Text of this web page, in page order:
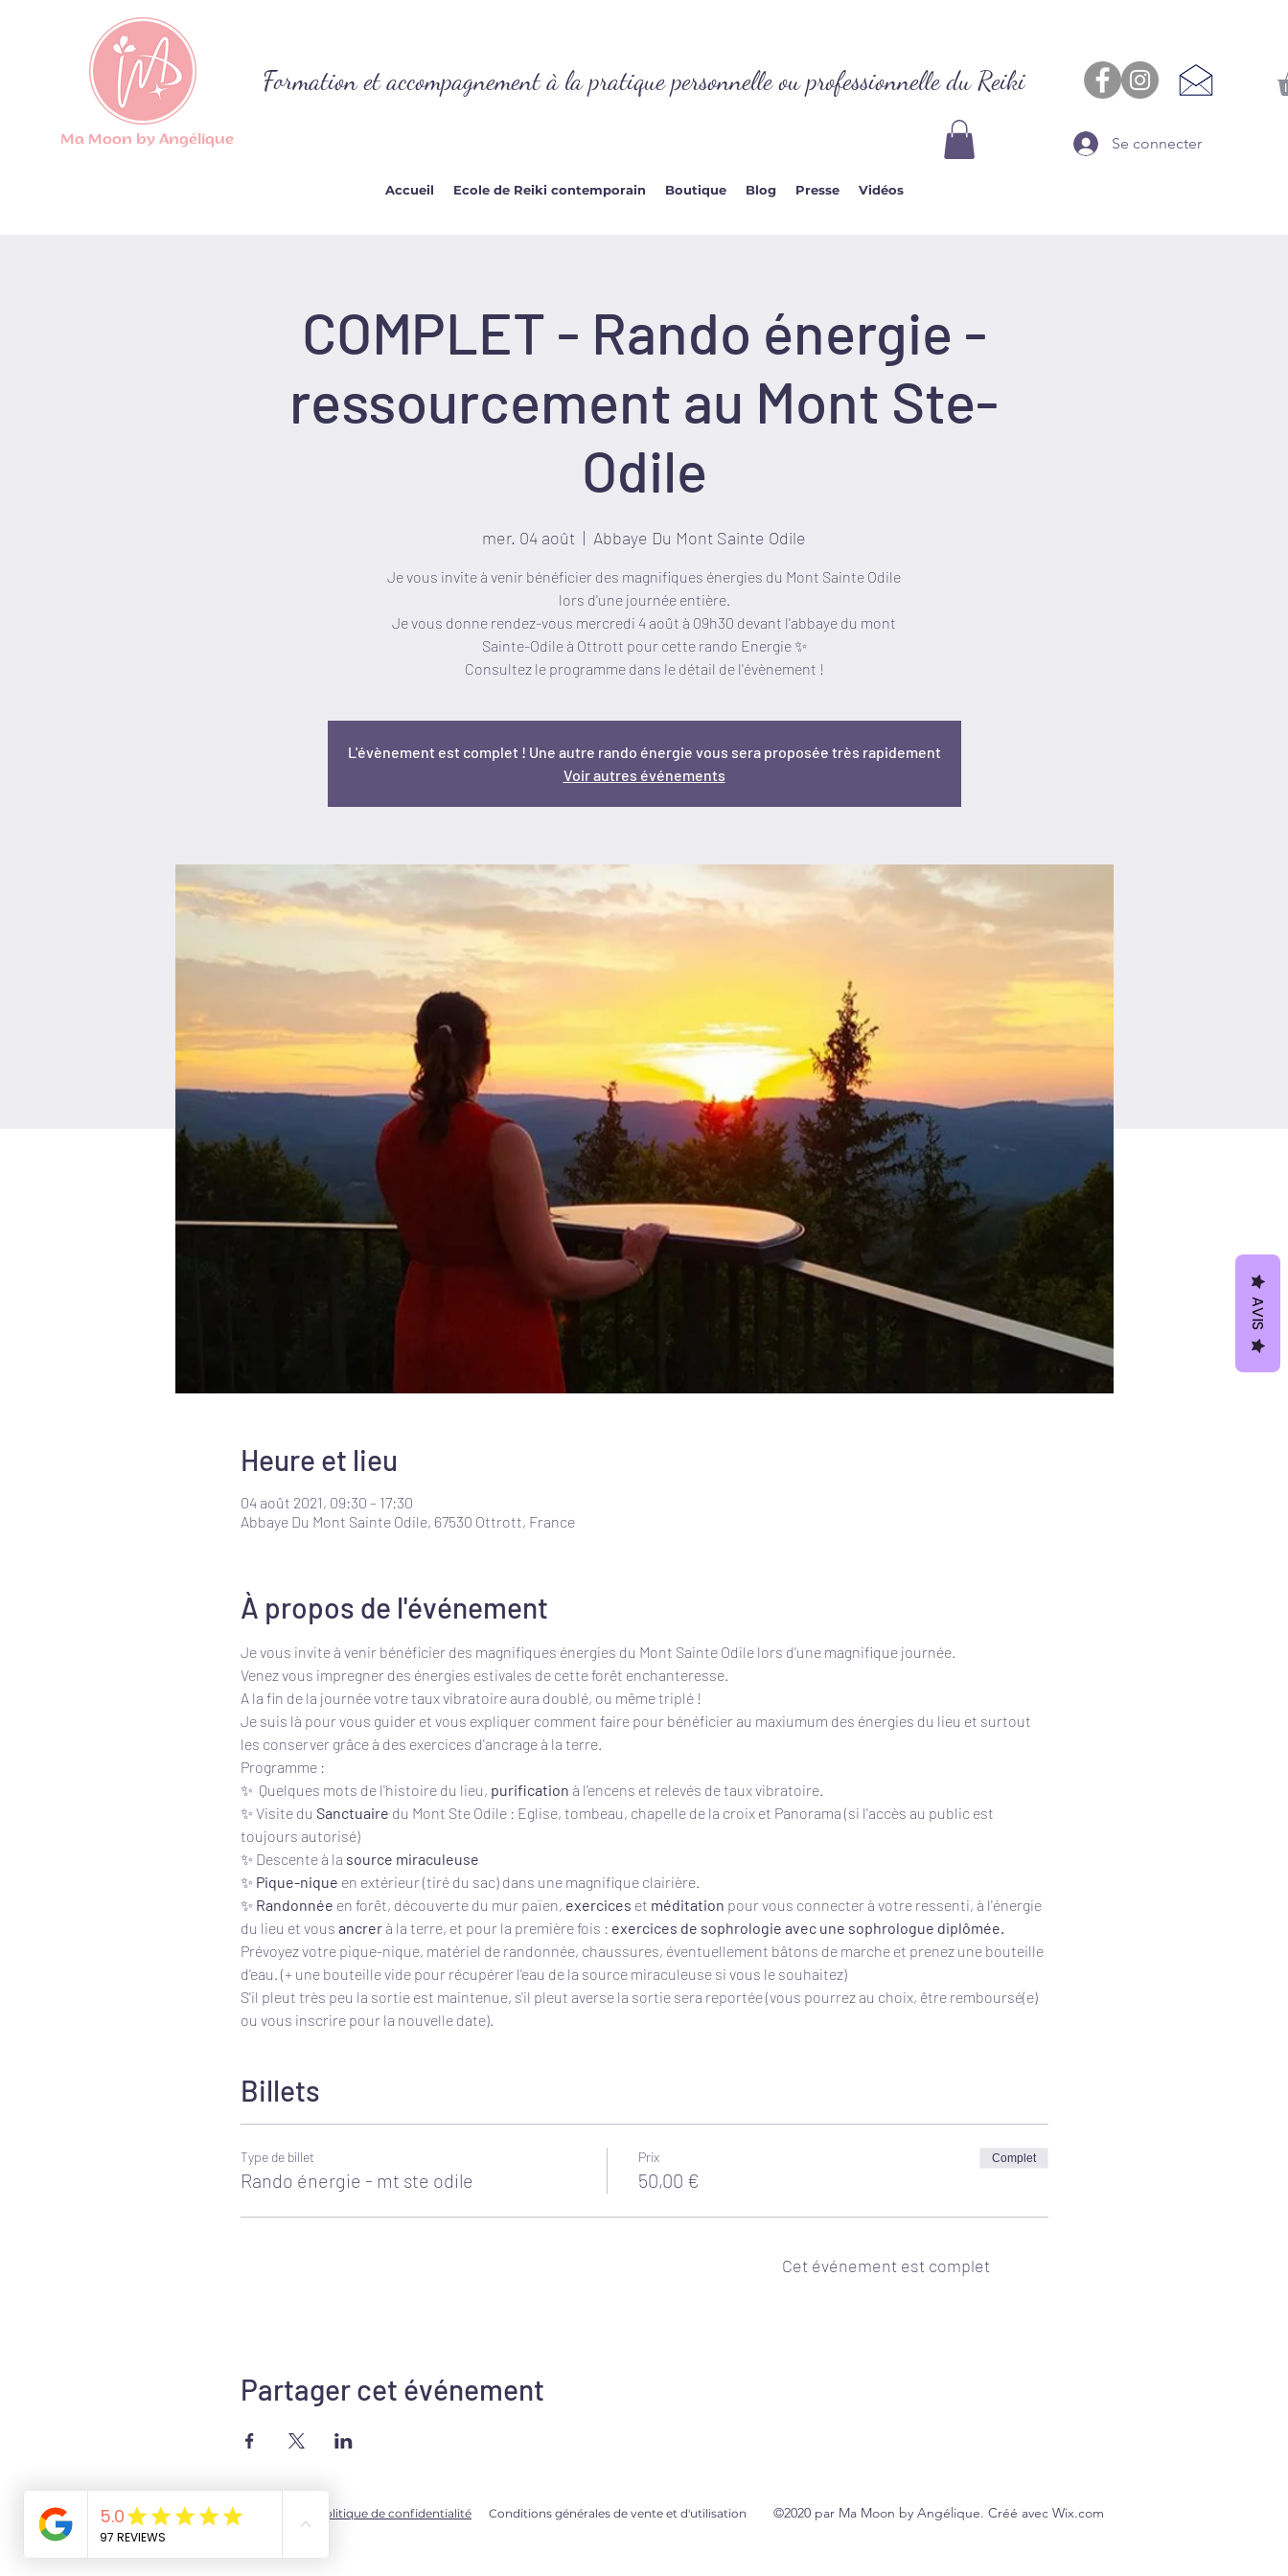
Formation et accompagnement à la pratique personnelle ou professionnelle du Reiki
Ma Moon by Angélique Se connecter
Accueil Ecole de Reiki contemporain Boutique Blog Presse Vidéos
COMPLET - Rando énergie -
ressourcement au Mont Ste-
Odile
mer. 04 août
  |
Abbaye Du Mont Sainte Odile
Je vous invite à venir bénéficier des magnifiques énergies du Mont Sainte Odile
lors d'une journée entière.
Je vous donne rendez-vous mercredi 4 août à 09h30 devant l'abbaye du mont
Sainte-Odile à Ottrott pour cette rando Energie ✨
Consultez le programme dans le détail de l'évènement !
L'évènement est complet ! Une autre rando énergie vous sera proposée très rapidement
Voir autres événements
Heure et lieu
04 août 2021, 09:30 – 17:30
Abbaye Du Mont Sainte Odile, 67530 Ottrott, France
À propos de l'événement
Je vous invite à venir bénéficier des magnifiques énergies du Mont Sainte Odile lors d'une magnifique journée.
Venez vous impregner des énergies estivales de cette forêt enchanteresse.
A la fin de la journée votre taux vibratoire aura doublé, ou même triplé !
Je suis là pour vous guider et vous expliquer comment faire pour bénéficier au maxiumum des énergies du lieu et surtout
les conserver grâce à des exercices d'ancrage à la terre.
Programme :
✨  Quelques mots de l'histoire du lieu, purification à l'encens et relevés de taux vibratoire.
✨ Visite du Sanctuaire du Mont Ste Odile : Eglise, tombeau, chapelle de la croix et Panorama (si l'accès au public est
toujours autorisé)
✨ Descente à la source miraculeuse
✨ Pique-nique en extérieur (tiré du sac) dans une magnifique clairière.
✨ Randonnée en forêt, découverte du mur païen, exercices et méditation pour vous connecter à votre ressenti, à l'énergie
du lieu et vous ancrer à la terre, et pour la première fois : exercices de sophrologie avec une sophrologue diplômée.
Prévoyez votre pique-nique, matériel de randonnée, chaussures, éventuellement bâtons de marche et prenez une bouteille
d'eau. (+ une bouteille vide pour récupérer l'eau de la source miraculeuse si vous le souhaitez)
S'il pleut très peu la sortie est maintenue, s'il pleut averse la sortie sera reportée (vous pourrez au choix, être remboursé(e)
ou vous inscrire pour la nouvelle date).
Billets
Type de billet
Rando énergie - mt ste odile
Prix
50,00 €
Complet
Cet événement est complet
Partager cet événement
Mentions légales Politique de confidentialité Conditions générales de vente et d'utilisation ©2020 par Ma Moon by Angélique. Créé avec Wix.com
AVIS